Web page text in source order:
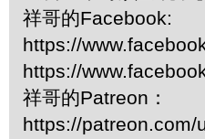
祥哥的Facebook:
https://
https://
祥哥的Patreon：
https://patreon.com/